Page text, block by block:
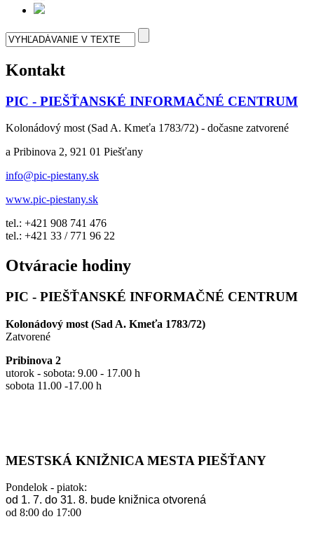
Kontakt
PIC - PIEŠŤANSKÉ INFORMAČNÉ CENTRUM
Kolonádový most (Sad A. Kmeťa 1783/72) - dočasne zatvorené
a Pribinova 2, 921 01 Piešťany
info@pic-piestany.sk
www.pic-piestany.sk
tel.: +421 908 741 476
tel.: +421 33 / 771 96 22
Otváracie hodiny
PIC - PIEŠŤANSKÉ INFORMAČNÉ CENTRUM
Kolonádový most (Sad A. Kmeťa 1783/72)
Zatvorené
Pribinova 2
utorok - sobota: 9.00 - 17.00 h
sobota 11.00 -17.00 h
MESTSKÁ KNIŽNICA MESTA PIEŠŤANY
Pondelok - piatok:
od 1. 7. do 31. 8. bude knižnica otvorená
od 8:00 do 17:00